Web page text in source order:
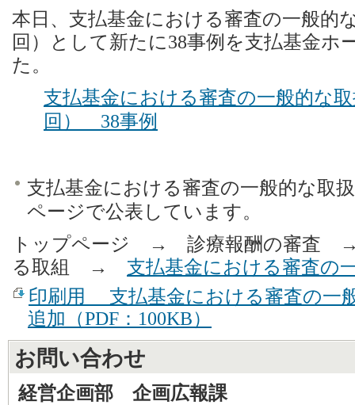
本日、支払基金における審査の一般的
回）として新たに38事例を支払基金ホ
た。
支払基金における審査の一般的な
回） 38事例
支払基金における審査の一般的な取
ページで公表しています。
トップページ → 診療報酬の審査 →
る取組 → 支払基金における審査の
印刷用 支払基金における審査の一
追加（PDF：100KB）
お問い合わせ
経営企画部 企画広報課